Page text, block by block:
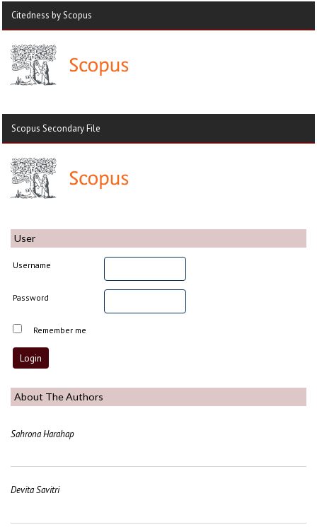
Citedness by Scopus
Scopus Secondary File
User
Username
Password
Remember me
About The Authors
Sahrona Harahap
Devita Savitri